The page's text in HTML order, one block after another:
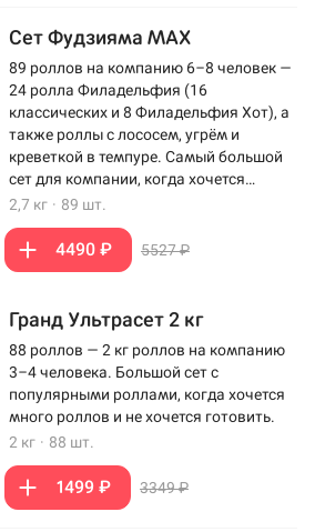
Сет Фудзияма MAX
89 роллов на компанию 6–8 человек —
24 ролла Филадельфия (16
классических и 8 Филадельфия Хот), а
также роллы с лососем, угрём и
креветкой в темпуре. Самый большой
сет для компании, когда хочется
максимум роллов на столе.
2,7 кг · 89 шт.
4490 ₽ 5527 ₽
Гранд Ультрасет 2 кг
88 роллов — 2 кг роллов на компанию
3–4 человека. Большой сет с
популярными роллами, когда хочется
много роллов и не хочется готовить.
2 кг · 88 шт.
1499 ₽ 3349 ₽